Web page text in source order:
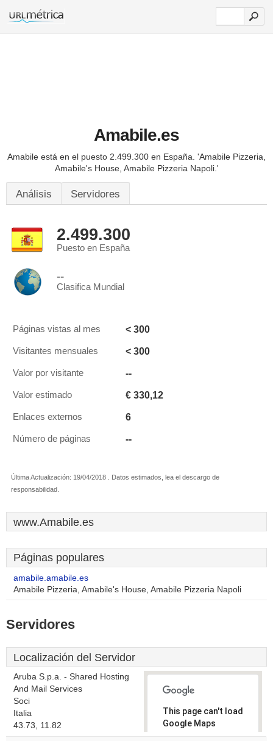
Amabile.es
Amabile está en el puesto 2.499.300 en España. 'Amabile Pizzeria,
Amabile's House, Amabile Pizzeria Napoli.'
Análisis Servidores
2.499.300
Puesto en España
--
Clasifica Mundial
Páginas vistas al mes < 300
Visitantes mensuales < 300
Valor por visitante --
Valor estimado € 330,12
Enlaces externos 6
Número de páginas --
Última Actualización: 19/04/2018 . Datos estimados, lea el descargo de
responsabilidad.
www.Amabile.es
Páginas populares
amabile.amabile.es
Amabile Pizzeria, Amabile's House, Amabile Pizzeria Napoli
Servidores
Localización del Servidor
Aruba S.p.a. - Shared Hosting
And Mail Services
Soci
Italia
43.73, 11.82
This page can't load
Google Maps
correctly.